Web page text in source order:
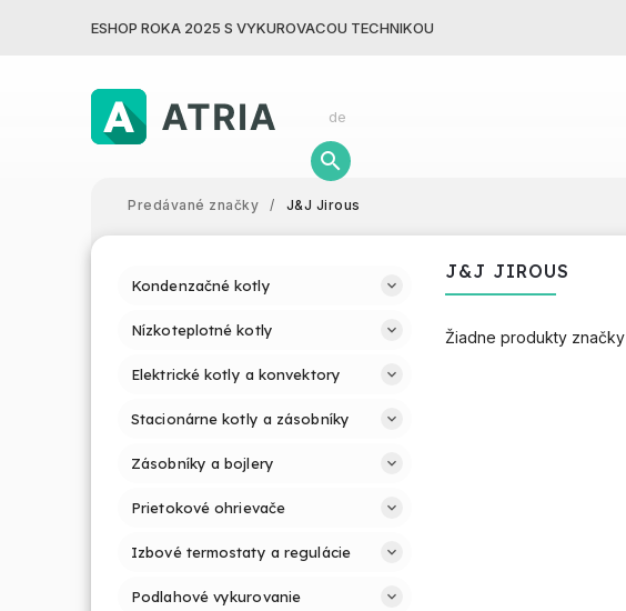
ESHOP ROKA 2025 S VYKUROVACOU TECHNIKOU
Predávané značky / J&J Jirous
Kondenzačné kotly
Nízkoteplotné kotly
Elektrické kotly a konvektory
Stacionárne kotly a zásobníky
Zásobníky a bojlery
Prietokové ohrievače
Izbové termostaty a regulácie
Podlahové vykurovanie
J&J JIROUS
Žiadne produkty značky